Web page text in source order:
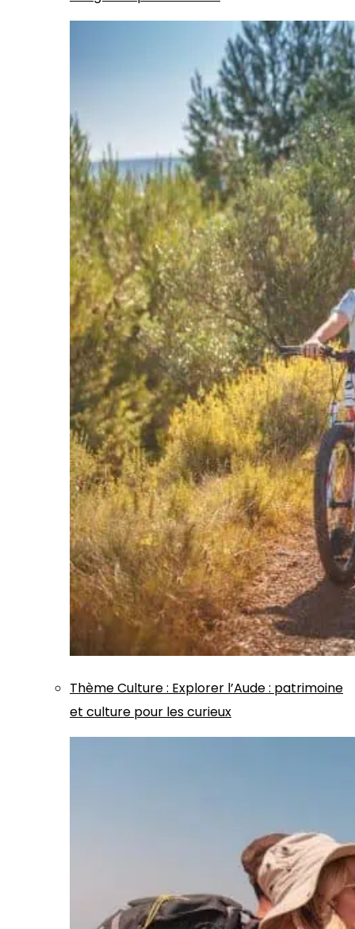
ThèmeCulture: Explorer l’Aude : patrimoine
et culture pour les curieux